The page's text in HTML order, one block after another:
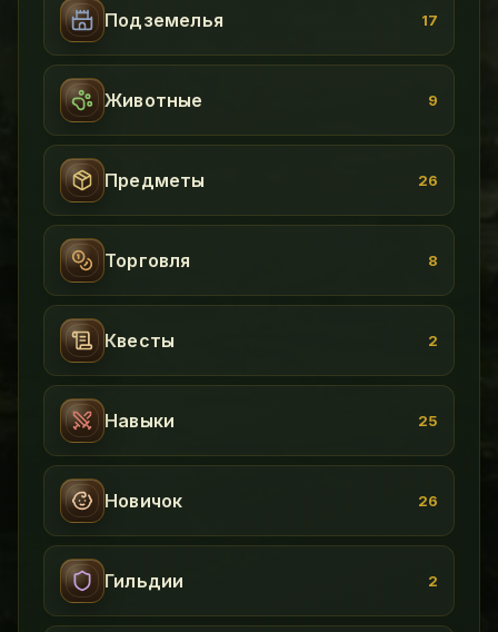
Подземелья 17
Животные 9
Предметы 26
Торговля 8
Квесты 2
Навыки 25
Новичок 26
Гильдии 2